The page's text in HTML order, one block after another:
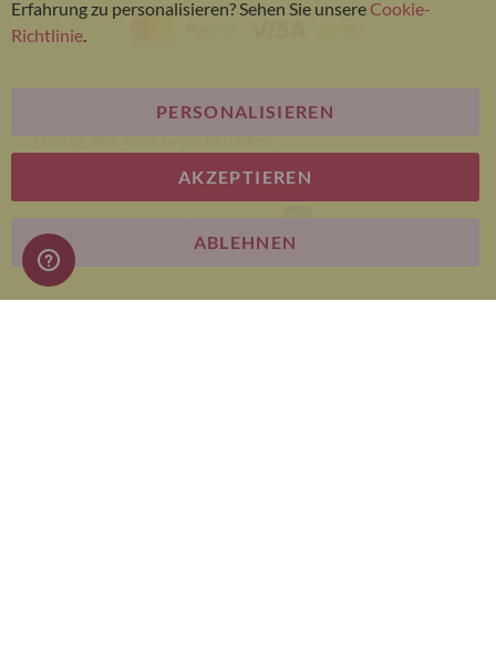
© Bariatric Advantage® ist eine Marke der Metagenics
Group. Alle Rechte vorbehalten.
E-commerce
Erfahrung zu personalisieren? Sehen Sie unsereCookie-
Richtlinie.
AKZEPTIEREN
PERSONALISIEREN
ABLEHNEN